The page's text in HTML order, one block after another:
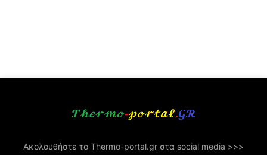
Ακολουθήστε το Thermo-portal.gr στα social media >>>